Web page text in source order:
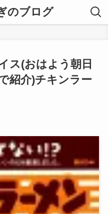
のブログ
ス(おはよう朝日
紹介)チキンラー